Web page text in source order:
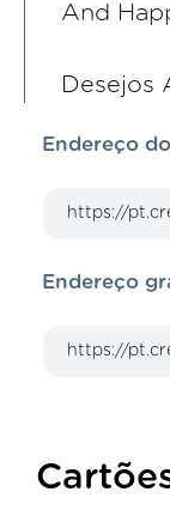
And
Desejos
Endereço
Endereço